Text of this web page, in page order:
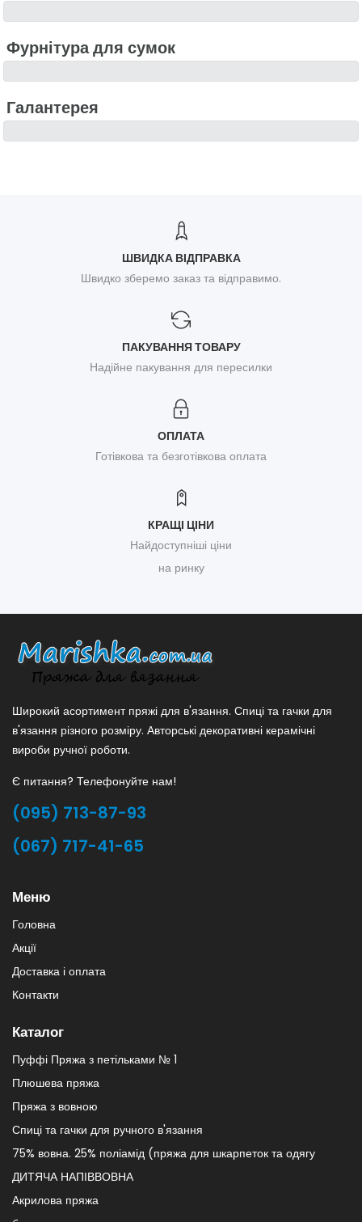
Фурнітура для сумок
Галантерея
ШВИДКА ВІДПРАВКА
Швидко зберемо заказ та відправимо.
ПАКУВАННЯ ТОВАРУ
Надійне пакування для пересилки
ОПЛАТА
Готівкова та безготівкова оплата
КРАЩІ ЦІНИ
Найдоступніші ціни
на ринку
Широкий асортимент пряжі для в'язання. Спиці та гачки для
в'язання різного розміру. Авторські декоративні керамічні
вироби ручної роботи.
Є питання? Телефонуйте нам!
(095) 713-87-93
(067) 717-41-65
Меню
Головна
Акції
Доставка і оплата
Контакти
Каталог
Пуффі Пряжа з петільками № 1
Плюшева пряжа
Пряжа з вовною
Спиці та гачки для ручного в'язання
75% вовна. 25% поліамід (пряжа для шкарпеток та одягу
ДИТЯЧА НАПІВВОВНА
Акрилова пряжа